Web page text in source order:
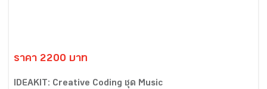
ราคา 2200 บาท
IDEAKIT: Creative Coding ชุด Music